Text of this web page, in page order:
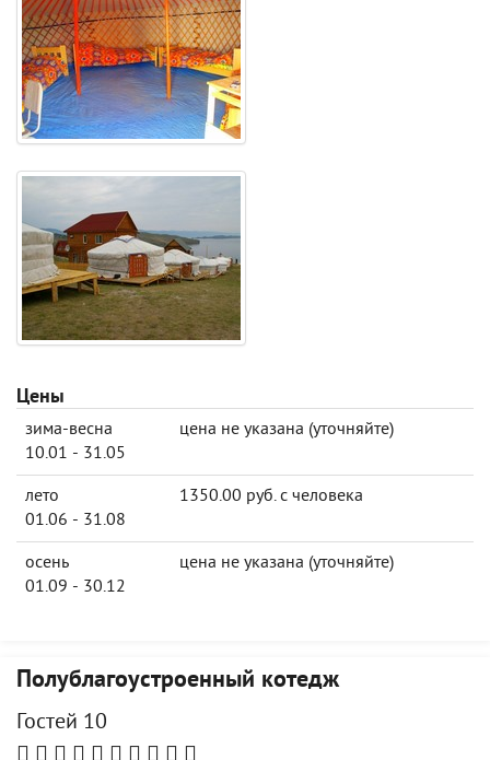
Цены
зима-весна
10.01 - 31.05
цена не указана (уточняйте)
лето
01.06 - 31.08
1350.00 руб. с человека
осень
01.09 - 30.12
цена не указана (уточняйте)
Полублагоустроенный котедж
Гостей 10